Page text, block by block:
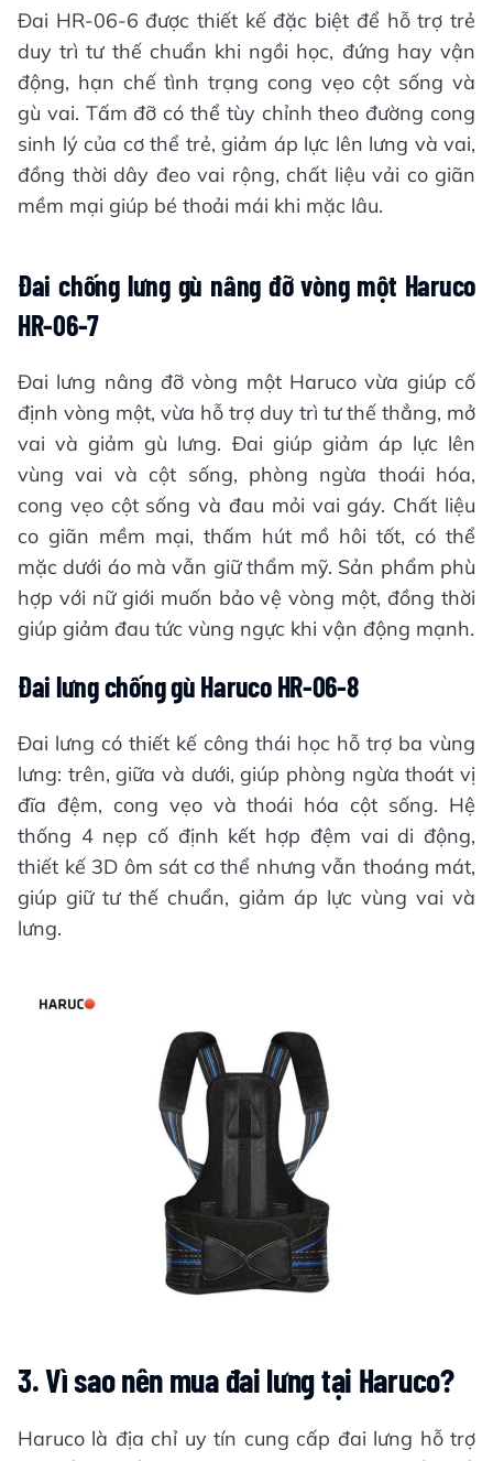
Đai HR-06-6 được thiết kế đặc biệt để hỗ trợ trẻ
duy trì tư thế chuẩn khi ngồi học, đứng hay vận
động, hạn chế tình trạng cong vẹo cột sống và
gù vai. Tấm đỡ có thể tùy chỉnh theo đường cong
sinh lý của cơ thể trẻ, giảm áp lực lên lưng và vai,
đồng thời dây đeo vai rộng, chất liệu vải co giãn
mềm mại giúp bé thoải mái khi mặc lâu.
Đai chống lưng gù nâng đỡ vòng một Haruco
HR-06-7
Đai lưng nâng đỡ vòng một Haruco vừa giúp cố
định vòng một, vừa hỗ trợ duy trì tư thế thẳng, mở
vai và giảm gù lưng. Đai giúp giảm áp lực lên
vùng vai và cột sống, phòng ngừa thoái hóa,
cong vẹo cột sống và đau mỏi vai gáy. Chất liệu
co giãn mềm mại, thấm hút mồ hôi tốt, có thể
mặc dưới áo mà vẫn giữ thẩm mỹ. Sản phẩm phù
hợp với nữ giới muốn bảo vệ vòng một, đồng thời
giúp giảm đau tức vùng ngực khi vận động mạnh.
Đai lưng chống gù Haruco HR-06-8
Đai lưng có thiết kế công thái học hỗ trợ ba vùng
lưng: trên, giữa và dưới, giúp phòng ngừa thoát vị
đĩa đệm, cong vẹo và thoái hóa cột sống. Hệ
thống 4 nẹp cố định kết hợp đệm vai di động,
thiết kế 3D ôm sát cơ thể nhưng vẫn thoáng mát,
giúp giữ tư thế chuẩn, giảm áp lực vùng vai và
lưng.
3. Vì sao nên mua đai lưng tại Haruco?
Haruco là địa chỉ uy tín cung cấp đai lưng hỗ trợ